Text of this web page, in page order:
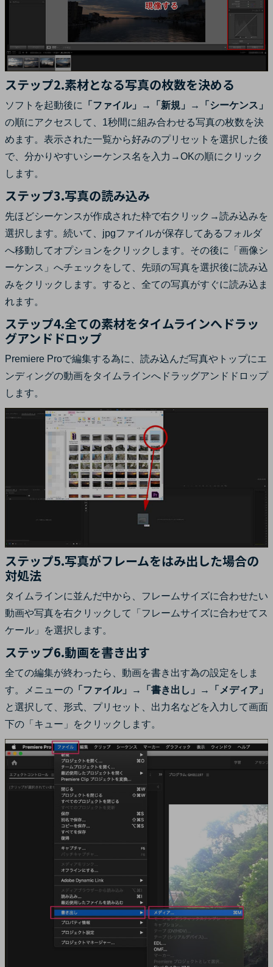
ステップ2.素材となる写真の枚数を決める
ソフトを起動後に
「ファイル」→「新規」→「シーケンス」
の順にアクセスして、1秒間に組み合わせる写真の枚数を決
めます。表示された一覧から好みのプリセットを選択した後
で、分かりやすいシーケンス名を入力→OKの順にクリック
します。
ステップ3.写真の読み込み
先ほどシーケンスが作成された枠で右クリック→読み込みを
選択します。続いて、jpgファイルが保存してあるフォルダ
へ移動してオプションをクリックします。その後に「画像シ
ーケンス」へチェックをして、先頭の写真を選択後に読み込
みをクリックします。すると、全ての写真がすぐに読み込ま
れます。
ステップ4.全ての素材をタイムラインへドラッ
グアンドドロップ
Premiere Proで編集する為に、読み込んだ写真やトップにエ
ンディングの動画をタイムラインへドラッグアンドドロップ
します。
ステップ5.写真がフレームをはみ出した場合の
対処法
タイムラインに並んだ中から、フレームサイズに合わせたい
動画や写真を右クリックして「フレームサイズに合わせてス
ケール」を選択します。
ステップ6.動画を書き出す
全ての編集が終わったら、動画を書き出す為の設定をしま
す。メニューの 「ファイル」→「書き出し」→「メディア」
と選択して、形式、プリセット、出力名などを入力して画面
下の「キュー」をクリックします。